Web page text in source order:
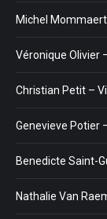
Michel
Véronique Olivier
Christian Petit –
Genevieve Potier
Benedicte Saint-
Nathalie Van